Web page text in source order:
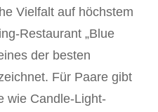
Vielfalt auf höchstem
Restaurant „Blue
der besten
Für Paare gibt
wie Candle-Light-